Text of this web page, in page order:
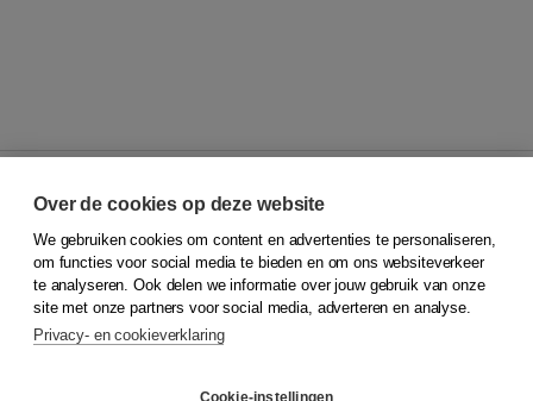
© 2026Koninklijke Boom uitgevers
Klantenservice
Service & informatie
Contact
Over de cookies op deze website
We gebruiken cookies om content en advertenties te personaliseren,
om functies voor social media te bieden en om ons websiteverkeer
te analyseren. Ook delen we informatie over jouw gebruik van onze
site met onze partners voor social media, adverteren en analyse.
Privacy- en cookieverklaring
Cookie-instellingen